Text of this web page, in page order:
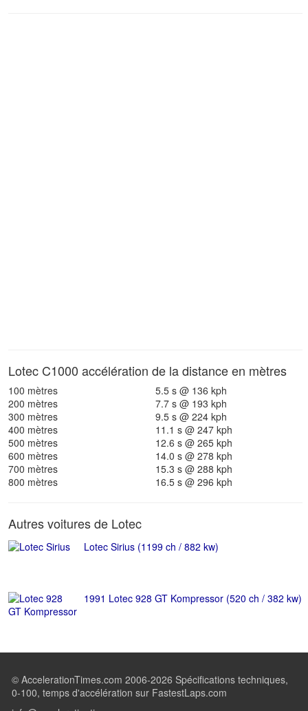
Lotec C1000 accélération de la distance en mètres
100 mètres
5.5 s @ 136 kph
200 mètres
7.7 s @ 193 kph
300 mètres
9.5 s @ 224 kph
400 mètres
11.1 s @ 247 kph
500 mètres
12.6 s @ 265 kph
600 mètres
14.0 s @ 278 kph
700 mètres
15.3 s @ 288 kph
800 mètres
16.5 s @ 296 kph
Autres voitures de Lotec
Lotec Sirius (1199 ch / 882 kw)
1991 Lotec 928 GT Kompressor (520 ch / 382 kw)
© AccelerationTimes.com 2006-2026 Spécifications techniques,
0-100, temps d'accélération sur FastestLaps.com